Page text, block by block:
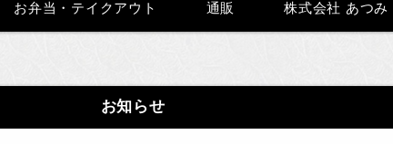
お弁当・テイクアウト 通販 株式会社 あつみ
お知らせ